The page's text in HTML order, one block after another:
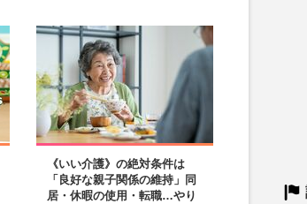
《いい介護》の絶対条件は
「良好な親子関係の維持」同
居・休暇の使用・転職…やり